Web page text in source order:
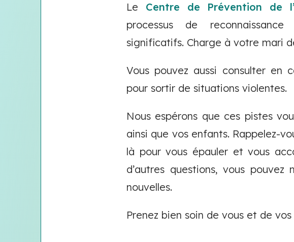
Le Centre de Prévention de
processus de
significatifs. Charge à votre mari
Vous pouvez aussi consulter en
pour sortir de situations violentes.
Nous espérons que ces pistes
ainsi que vos enfants. Rappelez-
là pour vous épauler et vous
d’autres questions, vous
nouvelles.
Prenez bien soin de vous et de